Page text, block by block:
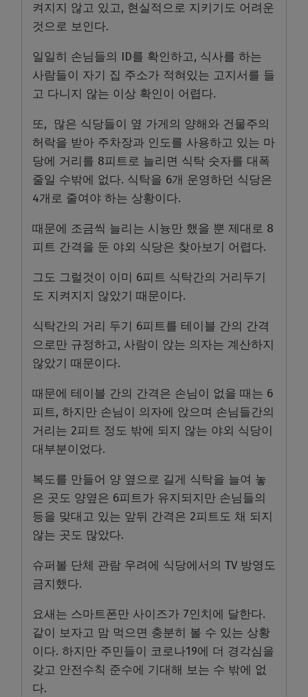
켜지지 않고 있고, 현실적으로 지키기도 어려운
것으로 보인다.
일일히 손님들의 ID를 확인하고, 식사를 하는
사람들이 자기 집 주소가 적혀있는 고지서를 들
고 다니지 않는 이상 확인이 어렵다.
또, 많은 식당들이 옆 가게의 양해와 건물주의
허락을 받아 주차장과 인도를 사용하고 있는 마
당에 거리를 8피트로 늘리면 식탁 숫자를 대폭
줄일 수밖에 없다. 식탁을 6개 운영하던 식당은
4개로 줄여야 하는 상황이다.
때문에 조금씩 늘리는 시늉만 했을 뿐 제대로 8
피트 간격을 둔 야외 식당은 찾아보기 어렵다.
그도 그럴것이 이미 6피트 식탁간의 거리두기
도 지켜지지 않았기 때문이다.
식탁간의 거리 두기 6피트를 테이블 간의 간격
으로만 규정하고, 사람이 앉는 의자는 계산하지
않았기 때문이다.
때문에 테이블 간의 간격은 손님이 없을 때는 6
피트, 하지만 손님이 의자에 앉으며 손님들간의
거리는 2피트 정도 밖에 되지 않는 야외 식당이
대부분이었다.
복도를 만들어 양 옆으로 길게 식탁을 늘여 놓
은 곳도 양옆은 6피트가 유지되지만 손님들의
등을 맞대고 있는 앞뒤 간격은 2피트도 채 되지
않는 곳도 많았다.
슈퍼볼 단체 관람 우려에 식당에서의 TV 방영도
금지했다.
요새는 스마트폰만 사이즈가 7인치에 달한다.
같이 보자고 맘 먹으면 충분히 볼 수 있는 상황
이다. 하지만 주민들이 코로나19에 더 경각심을
갖고 안전수칙 준수에 기대해 보는 수 밖에 없
다.